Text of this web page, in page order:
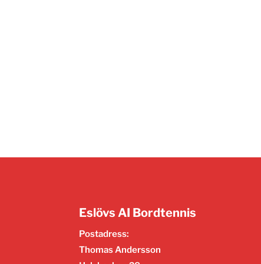
Eslövs AI Bordtennis
Postadress:
Thomas Andersson